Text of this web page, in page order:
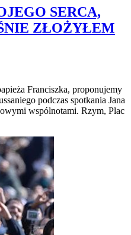
SERCA,
ZŁOŻYŁEM
Franciszka, proponujemy
podczas spotkania Jana
wspólnotami. Rzym, Plac